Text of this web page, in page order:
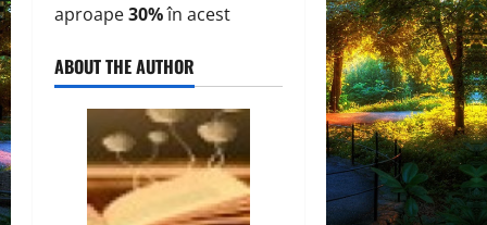
aproape30%în acest
ABOUT THE AUTHOR